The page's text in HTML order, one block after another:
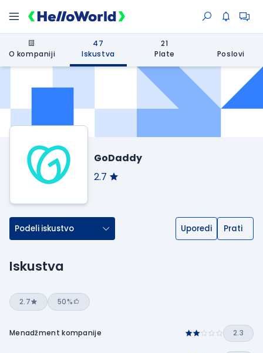
O kompaniji
47
Iskustva
21
Plate
Poslovi
GoDaddy
2.7
Podeli iskustvo Uporedi Prati
Iskustva
2.7 50%
Menadžment kompanije 2.3